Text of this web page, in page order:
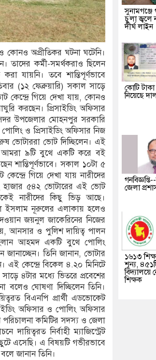
কোনও অপ্রীতিকর ঘটনা ঘটেনি।
তাদের কর্মী-সমর্থকরাও ছিলেন
যায়নি। তবে শান্তিপূর্ণভাবে
(১২ ফেব্রুয়ারি) সকাল সাড়ে
কেন্দ্রে গিয়ে দেখা যায়, কোনও
করছেন। প্রিসাইডিং অফিসার
উপজেলার মোহনপুর সরকারি
ও প্রিসাইডিং অফিসার নিজ
ভোটাররা ভোট দিচ্ছিলেন। এই
আমরা ৯টি বুথে একটি করে বই
শান্তিপূর্ণভাবে। সকাল ১০টা ৫
গিয়ে দেখা যায় নারীদের
হাজার ৫৪২ ভোটারের এই ভোট
নারীদের কিছু ভিড় আছে।
ইসলাম নূরুলের এলাকায় হলেও
দেওয়ান জয়নুল জাকেরিনের নিজের
আনসার ও পুলিশ দায়িত্ব পালন
আহমদ একটি বুথে পোলিং
তিনি জানান, ভোটার
এই কেন্দ্রে বিকেল ৪.২০ মিনিটে
৪টার মধ্যে ভিতরে প্রবেশের
বলেও ঘোষণা দিচ্ছিলেন তিনি।
বিএনপি প্রার্থী এডভোকেট
অফিসার ও পোলিং অফিসার
পরিচালনা কমিটির সদস্য ও জেলা
নির্বাহী ম্যাজিস্ট্রেট
এসেছি। এ বিষয়টি গভীরভাবে
জানান তিনি।
চুলা জ্বলে
দীর্ঘ লাইন
কোটি টাকা
নিয়েছে
জেলা
১৬১৩
শূন্য,
বিদ্যালয়ে
শিক্ষক